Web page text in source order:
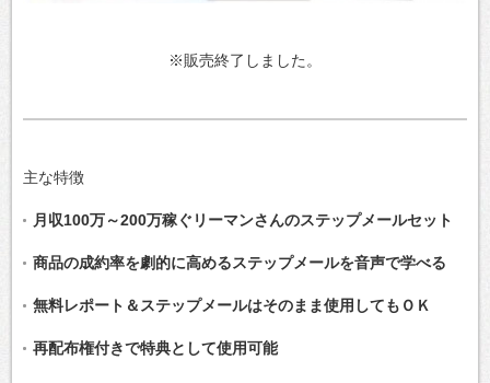
※販売終了しました。
主な特徴
月収100万～200万稼ぐリーマンさんのステップメールセット
商品の成約率を劇的に高めるステップメールを音声で学べる
無料レポート＆ステップメールはそのまま使用してもＯＫ
再配布権付きで特典として使用可能